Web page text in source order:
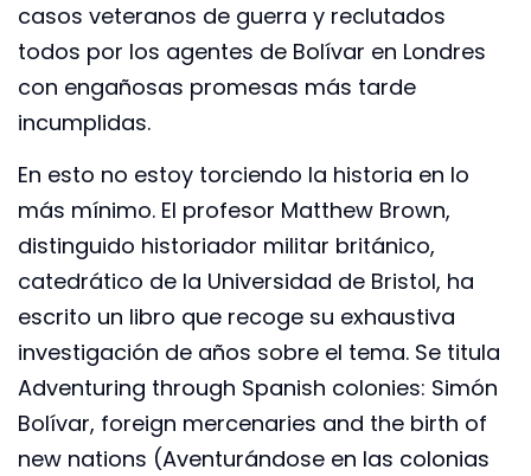
casos veteranos de guerra y reclutados
todos por los agentes de Bolívar en Londres
con engañosas promesas más tarde
incumplidas.
En esto no estoy torciendo la historia en lo
más mínimo. El profesor Matthew Brown,
distinguido historiador militar británico,
catedrático de la Universidad de Bristol, ha
escrito un libro que recoge su exhaustiva
investigación de años sobre el tema. Se titula
Adventuring through Spanish colonies: Simón
Bolívar, foreign mercenaries and the birth of
new nations (Aventurándose en las colonias